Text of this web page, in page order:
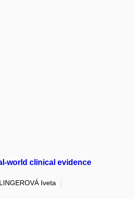
world clinical evidence
Iveta